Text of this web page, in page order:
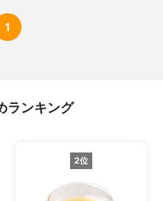
1
ランキング
2位